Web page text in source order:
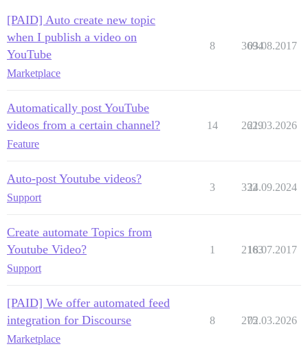
[PAID] Auto create new topic
when I publish a video on
YouTube
Marketplace
8 3694
03.08.2017
Automatically post YouTube
videos from a certain channel?
Feature
14 2629
21.03.2026
Auto-post Youtube videos?
Support
3 332
24.09.2024
Create automate Topics from
Youtube Video?
Support
1 2163
18.07.2017
[PAID] We offer automated feed
integration for Discourse
Marketplace
8 275
02.03.2026